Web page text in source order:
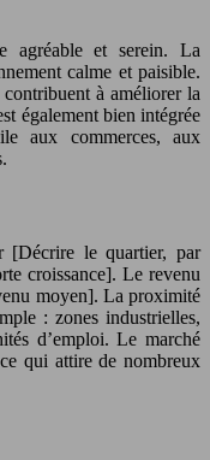
agréable et serein. La
calme et paisible.
contribuent à améliorer la
également bien intégrée
aux commerces, aux
[Décrire le quartier, par
croissance]. Le revenu
moyen]. La proximité
: zones industrielles,
d’emploi. Le marché
qui attire de nombreux